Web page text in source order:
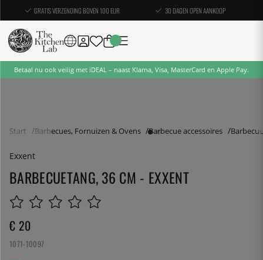
GRATIS VERZENDING BOVEN 100 EUR 30 DAGEN OPEN AANKOOP
Betaal nu ook veilig met iDEAL – naast Klarna, Visa, MasterCard en Apple Pay.
Start Barbecues, Fornuizen & Ovens Barbecue accessoires
Exxent
BARBECUETANG, 36 CM - EXXENT
€ 20
1071-10097